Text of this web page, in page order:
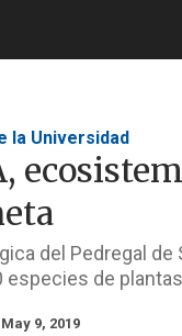
la Universidad
del Pedregal de
especies de
May 9, 2019